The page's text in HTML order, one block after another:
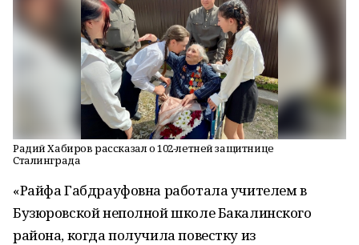
Радий Хабиров рассказал о 102-летней защитнице
Сталинграда
«Райфа Габдрауфовна работала учителем в
Бузюровской неполной школе Бакалинского
района, когда получила повестку из